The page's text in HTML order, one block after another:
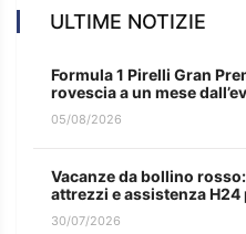
ULTIME NOTIZIE
Formula 1 Pirelli Gran
rovescia a un mese
05/08/2026
Vacanze da bollino
attrezzi e assistenza
30/07/2026